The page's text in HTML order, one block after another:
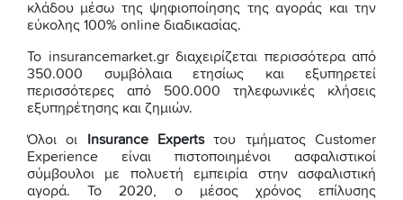
κλάδου μέσω της ψηφιοποίησης της αγοράς και την
εύκολης 100% online διαδικασίας.
Το insurancemarket.gr διαχειρίζεται περισσότερα από
350.000 συμβόλαια ετησίως και εξυπηρετεί
περισσότερες από 500.000 τηλεφωνικές κλήσεις
εξυπηρέτησης και ζημιών.
Όλοι οι Insurance Expertsτου τμήματος Customer
Experience είναι πιστοποιημένοι ασφαλιστικοί
σύμβουλοι με πολυετή εμπειρία στην ασφαλιστική
αγορά. Το 2020, ο μέσος χρόνος επίλυσης